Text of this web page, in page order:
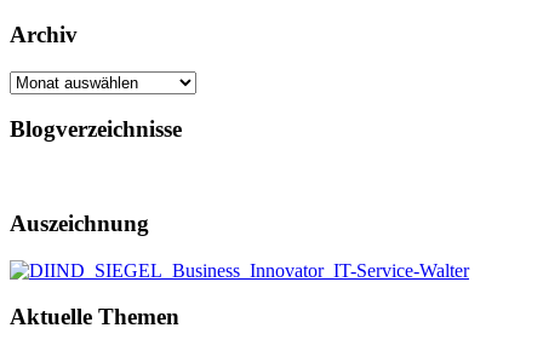
Archiv
Archiv
Blogverzeichnisse
Auszeichnung
Aktuelle Themen